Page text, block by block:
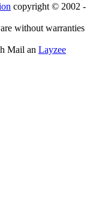
copyright © 2002 -
without warranties
Mail an Layzee